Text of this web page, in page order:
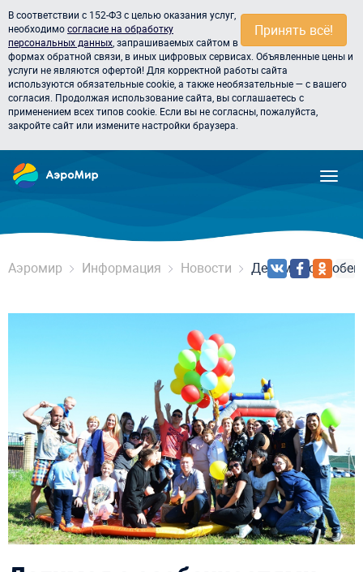
Принять всё!
В соответствии с 152-ФЗ с целью оказания услуг,
необходимосогласие на обработку
персональных данных , запрашиваемых сайтом в
формах обратной связи, в иных цифровых сервисах. Объявленные цены и
услуги не являются офертой! Для корректной работы сайта
используются обязательные cookie, а также необязательные — с вашего
согласия. Продолжая использование сайта, вы соглашаетесь с
применением всех типов cookie. Если вы не согласны, пожалуйста,
закройте сайт или измените настройки браузера.
Аэромир Информация Новости Делимся с